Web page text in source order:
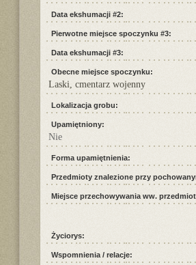
Data ekshumacji #2:
Pierwotne miejsce spoczynku #3:
Data ekshumacji #3:
Obecne miejsce spoczynku:
Laski, cmentarz wojenny
Lokalizacja grobu:
Upamiętniony:
Nie
Forma upamiętnienia:
Przedmioty znalezione przy
Miejsce przechowywania ww.
Życiorys:
Wspomnienia / relacje: